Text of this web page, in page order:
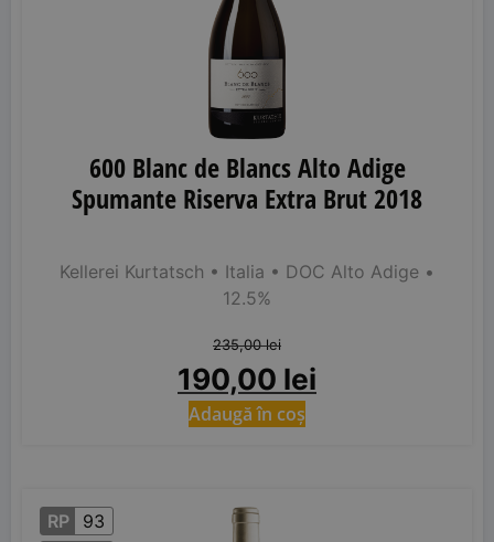
600 Blanc de Blancs Alto Adige
Spumante Riserva Extra Brut 2018
Kellerei Kurtatsch • Italia • DOC Alto Adige •
12.5%
235,00lei
190,00 lei
Adaugă în coș
RP
93